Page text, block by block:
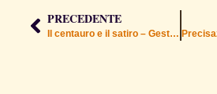
PRECEDENTE
Il centauro e il satiro – Gestire la natura inferiore